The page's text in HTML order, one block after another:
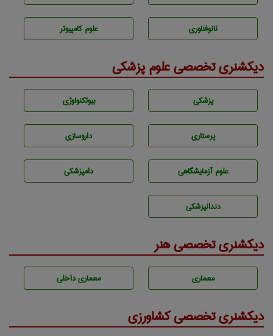
نانوفناوری علوم کامپیوتر
دیکشنری تخصصی علوم پزشکی
پزشكی بيوتكنولوژی
پرستاری داروسازی
علوم آزمايشگاهی دامپزشكی
دندانپزشكی
دیکشنری تخصصی هنر
معماری معماری داخلی
دیکشنری تخصصی کشاورزی